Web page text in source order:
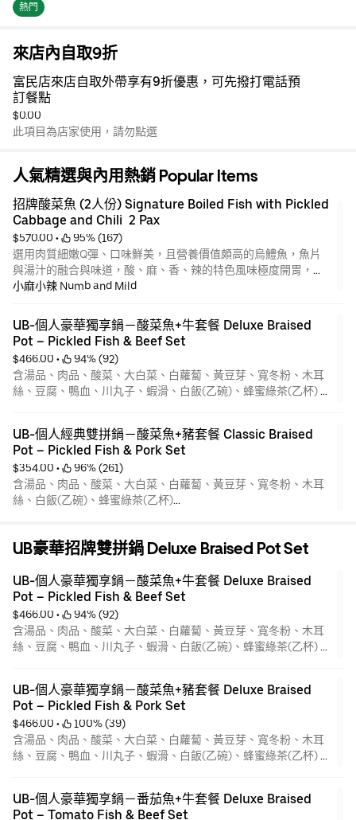
熱門
來店內自取9折
富民店來店自取外帶享有9折優惠，可先撥打電話預
訂餐點
$0.00
此項目為店家使用，請勿點選
人氣精選與內用熱銷 Popular Items
招牌酸菜魚 (2人份) Signature Boiled Fish with Pickled
Cabbage and Chili  2 Pax
$570.00 •
95% (167)
選用肉質細嫩Q彈、口味鮮美，且營養價值頗高的烏鱧魚，魚片
與湯汁的融合與味道，酸、麻、香、辣的特色風味極度開胃，讓
人很難不扒上一碗飯！
小麻小辣 Numb and Mild
UB-個人豪華獨享鍋－酸菜魚+牛套餐 Deluxe Braised
Pot – Pickled Fish & Beef Set
$466.00 •
94% (92)
含湯品、肉品、酸菜、大白菜、白蘿蔔、黃豆芽、寬冬粉、木耳
絲、豆腐、鴨血、川丸子、蝦滑、白飯(乙碗)、蜂蜜綠茶(乙杯) *
除
*川丸子(豬肉)、蝦滑為固定食材無法更換
UB-個人經典雙拼鍋－酸菜魚+豬套餐 Classic Braised
Pot – Pickled Fish & Pork Set
$354.00 •
96% (261)
含湯品、肉品、酸菜、大白菜、白蘿蔔、黃豆芽、寬冬粉、木耳
絲、白飯(乙碗)、蜂蜜綠茶(乙杯)
*內容物酸菜、大白菜、白蘿蔔、黃豆芽、寬冬粉、木耳絲無法剔
UB豪華招牌雙拼鍋 Deluxe Braised Pot Set
UB-個人豪華獨享鍋－酸菜魚+牛套餐 Deluxe Braised
Pot – Pickled Fish & Beef Set
$466.00 •
94% (92)
含湯品、肉品、酸菜、大白菜、白蘿蔔、黃豆芽、寬冬粉、木耳
絲、豆腐、鴨血、川丸子、蝦滑、白飯(乙碗)、蜂蜜綠茶(乙杯) *
除
*川丸子(豬肉)、蝦滑為固定食材無法更換
UB-個人豪華獨享鍋－酸菜魚+豬套餐 Deluxe Braised
Pot – Pickled Fish & Pork Set
$466.00 •
100% (39)
含湯品、肉品、酸菜、大白菜、白蘿蔔、黃豆芽、寬冬粉、木耳
絲、豆腐、鴨血、川丸子、蝦滑、白飯(乙碗)、蜂蜜綠茶(乙杯) *
除
UB-個人豪華獨享鍋－番茄魚+牛套餐 Deluxe Braised
Pot – Tomato Fish & Beef Set